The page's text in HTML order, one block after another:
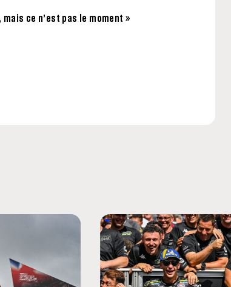
mais ce n’est pas le moment »